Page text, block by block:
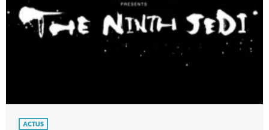
ACTUS